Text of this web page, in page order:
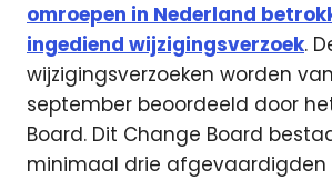
omroepen in Nederland
ingediend wijzigingsverzoek.
wijzigingsverzoeken worden
september beoordeeld door
Board. Dit Change Board
minimaal drie afgevaardigden